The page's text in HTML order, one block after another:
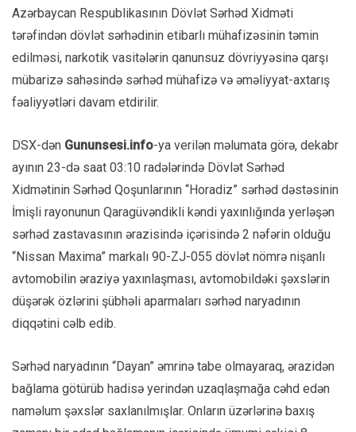
Azərbaycan Respublikasının Dövlət Sərhəd Xidməti
tərəfindən dövlət sərhədinin etibarlı mühafizəsinin təmin
edilməsi, narkotik vasitələrin qanunsuz dövriyyəsinə qarşı
mübarizə sahəsində sərhəd mühafizə və əməliyyat-axtarış
fəaliyyətləri davam etdirilir.
DSX-dən Gununsesi.info-ya verilən məlumata görə, dekabr
ayının 23-də saat 03:10 radələrində Dövlət Sərhəd
Xidmətinin Sərhəd Qoşunlarının “Horadiz” sərhəd dəstəsinin
İmişli rayonunun Qaragüvəndikli kəndi yaxınlığında yerləşən
sərhəd zastavasının ərazisində içərisində 2 nəfərin olduğu
“Nissan Maxima” markalı 90-ZJ-055 dövlət nömrə nişanlı
avtomobilin əraziyə yaxınlaşması, avtomobildəki şəxslərin
düşərək özlərini şübhəli aparmaları sərhəd naryadının
diqqətini cəlb edib.
Sərhəd naryadının “Dayan” əmrinə tabe olmayaraq, ərazidən
bağlama götürüb hadisə yerindən uzaqlaşmağa cəhd edən
naməlum şəxslər saxlanılmışlar. Onların üzərlərinə baxış